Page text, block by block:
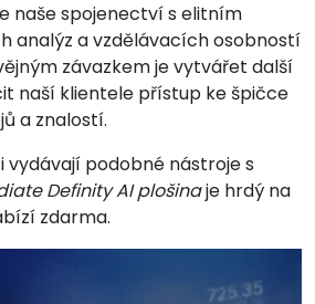
naše spojenectví s elitním
analýz a vzdělávacích osobností
závazkem je vytvářet další
naší klientele přístup ke špičce
a znalostí.
podobné nástroje s
Definity AI plošinaje hrdý na
zdarma.